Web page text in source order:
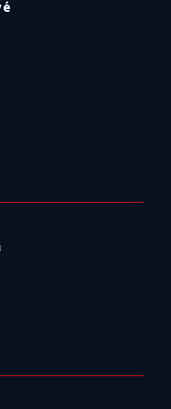
skupinu
Čoskoro sa
si už
domove. Pri
mnoho